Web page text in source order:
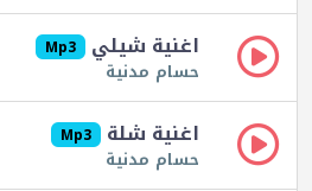
اغنية شيلي Mp3
حسام مدنية
اغنية شلة Mp3
حسام مدنية